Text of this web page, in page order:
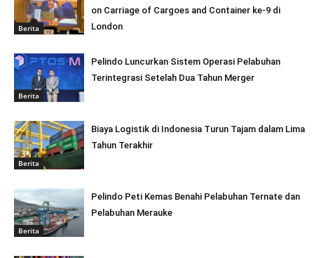
Berita
on Carriage of Cargoes and Container ke-9 di
London
Berita
Pelindo Luncurkan Sistem Operasi Pelabuhan
Terintegrasi Setelah Dua Tahun Merger
Berita
Biaya Logistik di Indonesia Turun Tajam dalam Lima
Tahun Terakhir
Berita
Pelindo Peti Kemas Benahi Pelabuhan Ternate dan
Pelabuhan Merauke